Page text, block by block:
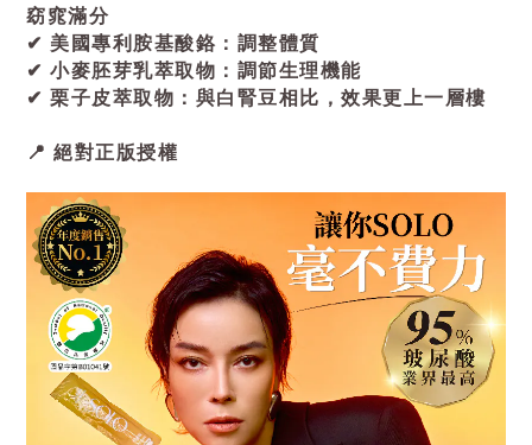
窈窕滿分
✔ 美國專利胺基酸鉻：調整體質
✔ 小麥胚芽乳萃取物：調節生理機能
✔ 栗子皮萃取物：與白腎豆相比，效果更上一層樓
📍 絕對正版授權